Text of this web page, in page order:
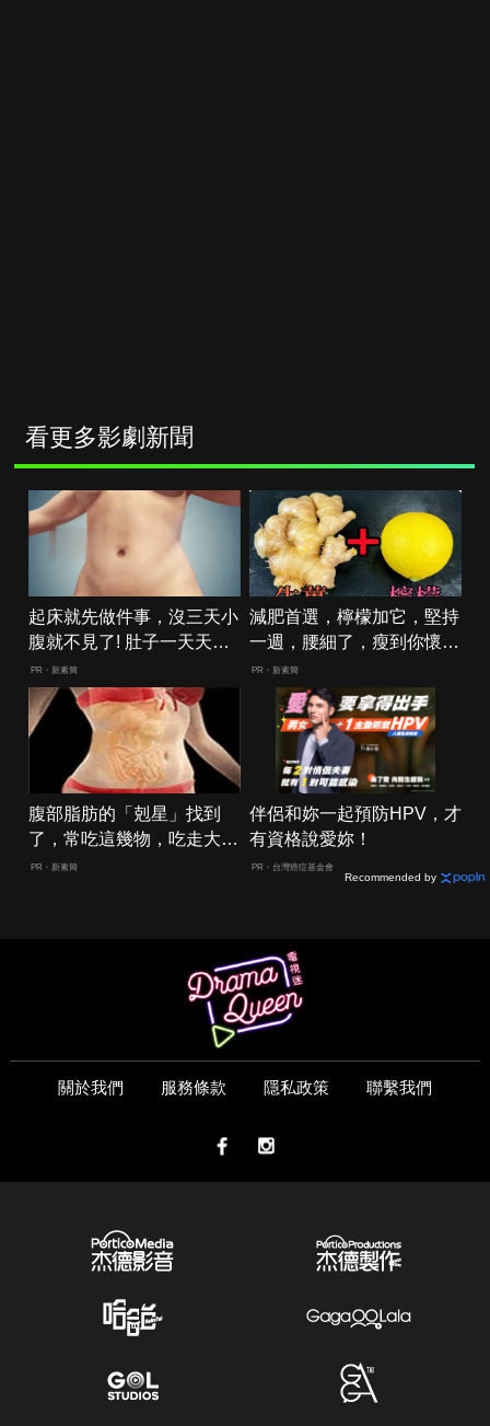
看更多影劇新聞
起床就先做件事，沒三天小
腹就不見了! 肚子一天天變
小！
PR・新素簡
減肥首選，檸檬加它，堅持
一週，腰細了，瘦到你懷疑
人生
PR・新素簡
腹部脂肪的「剋星」找到
了，常吃這幾物，吃走大肚
囊，瘦出小蠻腰
PR・新素簡
伴侶和妳一起預防HPV，才
有資格說愛妳！
PR・台灣癌症基金會
Recommended by
關於我們 服務條款 隱私政策 聯繫我們